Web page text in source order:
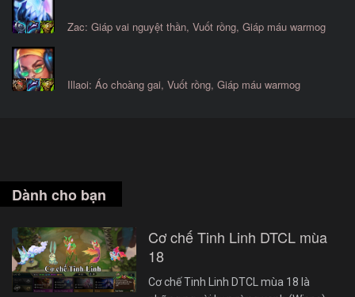
Zac: Giáp vai nguyệt thần, Vuốt rồng, Giáp máu warmog
Illaoi: Áo choàng gai, Vuốt rồng, Giáp máu warmog
Dành cho bạn
Cơ chế Tinh Linh DTCL mùa
18
Cơ chế Tinh Linh DTCL mùa 18 là